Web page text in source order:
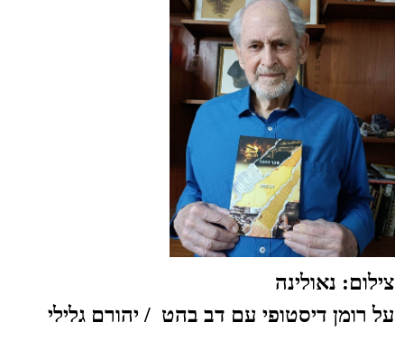
צילום: נאולינה
על רומן דיסטופי עם דב בהט / יהורם גלילי